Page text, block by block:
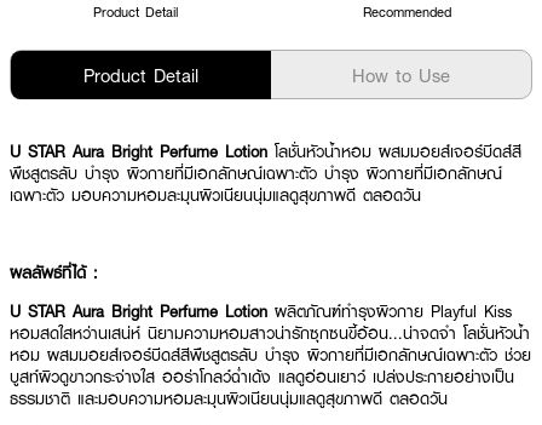
Product Detail Recommended
Product Detail How to Use
U STAR Aura Bright Perfume Lotion โลชั่นหัวน้ำหอม ผสมมอยส์เจอร์บีดส์สี
พืชสูตรลับ บำรุง ผิวกายที่มีเอกลักษณ์เฉพาะตัว บำรุง ผิวกายที่มีเอกลักษณ์
เฉพาะตัว มอบความหอมละมุนผิวเนียนนุ่มแลดูสุขภาพดี ตลอดวัน
ผลลัพธ์ที่ได้ :
U STAR Aura Bright Perfume Lotion ผลิตภัณฑ์ทํารุงผิวกาย Playful Kiss
หอมสดใสหว่านเสน่ห์ นิยามความหอมสาวน่ารักซุกซนขี้อ้อน...น่าจดจำ โลชั่นหัวน้ำ
หอม ผสมมอยส์เจอร์บีดส์สีพืชสูตรลับ บำรุง ผิวกายที่มีเอกลักษณ์เฉพาะตัว ช่วย
บูสท์ผิวดูขาวกระจ่างใส ออร่าโกลว์ฉ่ำเด้ง แลดูอ่อนเยาว์ เปล่งประกายอย่างเป็น
ธรรมชาติ และมอบความหอมละมุนผิวเนียนนุ่มแลดูสุขภาพดี ตลอดวัน